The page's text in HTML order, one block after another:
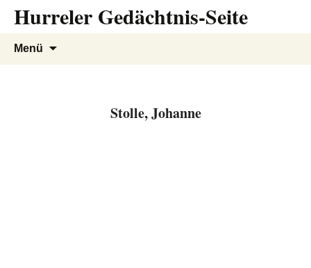
InhaltHurreler Gedächtnis-Seite
Menü
Stolle, Johanne